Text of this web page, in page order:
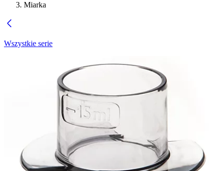
Miarka
Wszystkie serie